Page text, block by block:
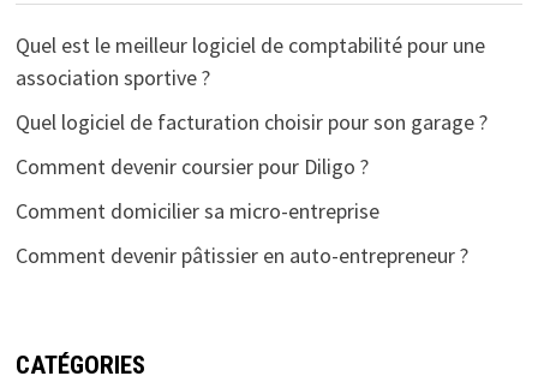
Quel est le meilleur logiciel de comptabilité pour une
association sportive ?
Quel logiciel de facturation choisir pour son garage ?
Comment devenir coursier pour Diligo ?
Comment domicilier sa micro-entreprise
Comment devenir pâtissier en auto-entrepreneur ?
CATÉGORIES